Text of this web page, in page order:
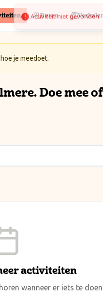
Buren
je meedoet.
Doe mee
activiteiten
wanneer er iets te